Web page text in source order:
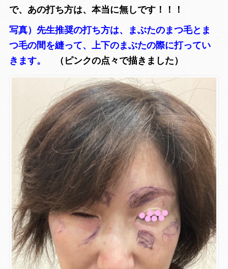
で、あの打ち方は、本当に無しです！！！
写真）先生推奨の打ち方は、まぶたのまつ毛とま
つ毛の間を縫って、上下のまぶたの際に打ってい
きます。
（ピンクの点々で描きました）